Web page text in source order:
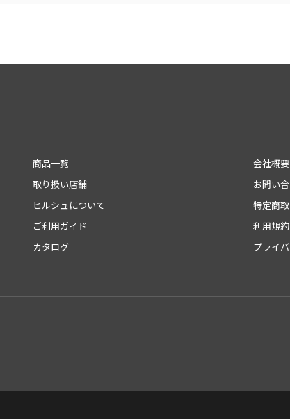
商品一覧
取り扱い店舗
ヒルシュについて
ご利用ガイド
カタログ
会社概要
お問い
特定商
利用規約
プライ